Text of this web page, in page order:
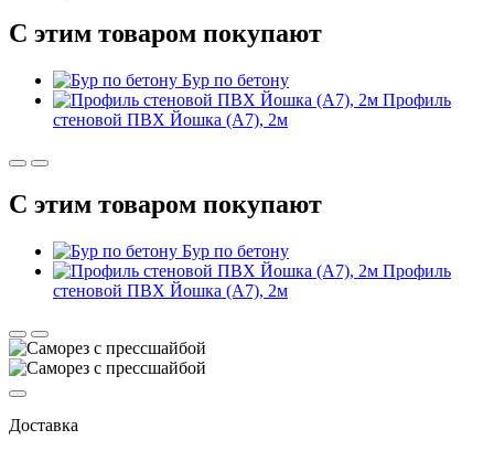
С этим товаром покупают
Бур по бетону
Профиль
стеновой ПВХ Йошка (А7), 2м
С этим товаром покупают
Бур по бетону
Профиль
стеновой ПВХ Йошка (А7), 2м
Доставка